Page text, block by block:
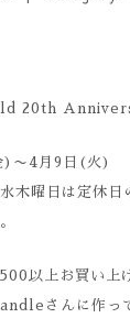
20th
)〜4月9日(火)
木曜日は定休日
以上お買い上
さんに作っ